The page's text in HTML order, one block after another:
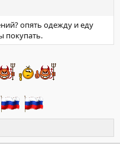
опять одежду и еду
покупать.